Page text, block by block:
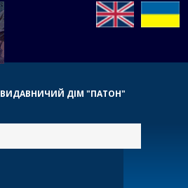
ВИДАВНИЧИЙ ДІМ "ПАТОН"